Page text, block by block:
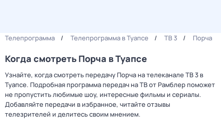
Телепрограмма Телепрограмма в Туапсе ТВ 3 Порча
Когда смотреть Порча в Туапсе
Узнайте, когда смотреть передачу Порча на телеканале ТВ 3 в
Туапсе. Подробная программа передач на ТВ от Рамблер поможет
не пропустить любимые шоу, интересные фильмы и сериалы.
Добавляйте передачи в избранное, читайте отзывы
телезрителей и делитесь своим мнением.